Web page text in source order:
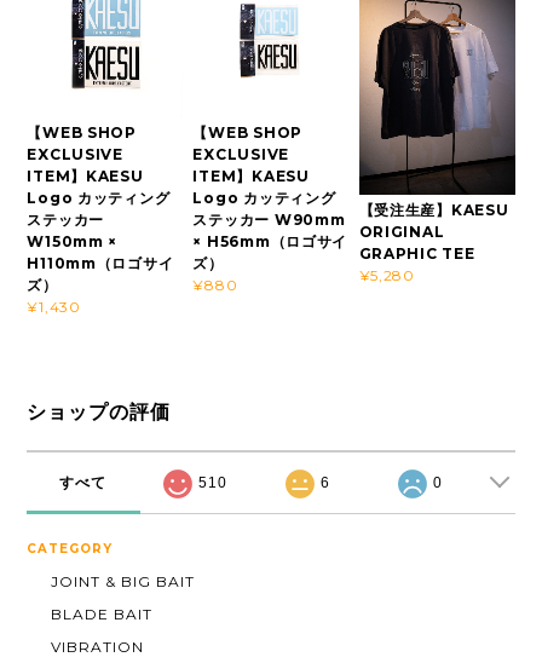
【WEB SHOP
EXCLUSIVE
ITEM】KAESU
Logo カッティング
ステッカー
W150mm ×
H110mm（ロゴサイ
ズ）
¥1,430
【WEB SHOP
EXCLUSIVE
ITEM】KAESU
Logo カッティング
ステッカー W90mm
× H56mm（ロゴサイ
ズ）
¥880
【受注生産】KAESU
ORIGINAL
GRAPHIC TEE
¥5,280
ショップの評価
すべて 510 6 0
CATEGORY
JOINT & BIG BAIT
BLADE BAIT
VIBRATION